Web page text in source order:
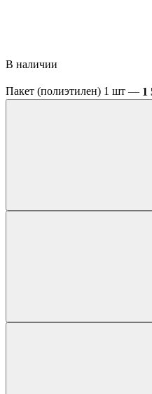
В наличии
Пакет (полиэтилен) 1 шт — 1